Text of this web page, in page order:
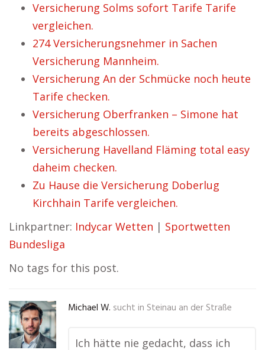
Versicherung Solms sofort Tarife Tarife
vergleichen.
274 Versicherungsnehmer in Sachen
Versicherung Mannheim.
Versicherung An der Schmücke noch heute
Tarife checken.
Versicherung Oberfranken – Simone hat
bereits abgeschlossen.
Versicherung Havelland Fläming total easy
daheim checken.
Zu Hause die Versicherung Doberlug
Kirchhain Tarife vergleichen.
Linkpartner: Indycar Wetten | Sportwetten
Bundesliga
No tags for this post.
Michael W. sucht in Steinau an der Straße
Ich hätte nie gedacht, dass ich